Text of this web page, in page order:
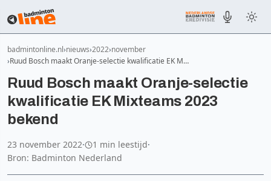
badmintonline.nl nieuws 2022 november
Ruud Bosch maakt Oranje-selectie kwalificatie EK M…
Ruud Bosch maakt Oranje-selectie
kwalificatie EK Mixteams 2023
bekend
23 november 2022· 1 min leestijd·
Bron: Badminton Nederland